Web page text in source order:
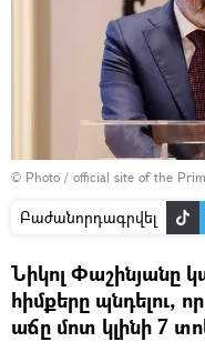
© Photo / official site of the
Բաժանորդագրվել
Նիկոլ Փաշինյանը
հիմքերը պնդելու,
աճը մոտ կլինի 7